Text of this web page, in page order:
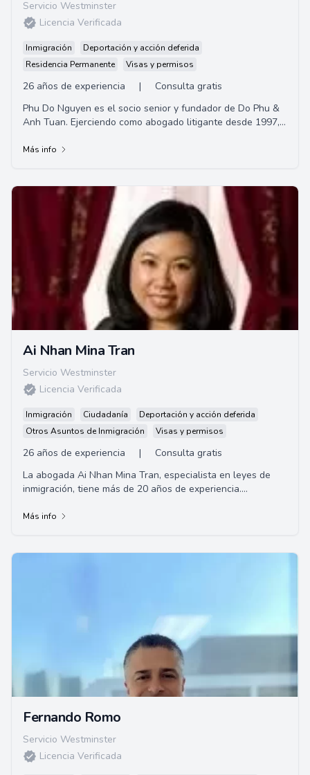
Servicio Westminster
Licencia Verificada
Inmigración
Deportación y acción deferida
Residencia Permanente
Visas y permisos
26 años de experiencia |
Consulta gratis
Phu Do Nguyen es el socio senior y fundador de Do Phu &
Anh Tuan. Ejerciendo como abogado litigante desde 1997,
Más info
Ai Nhan Mina Tran
Servicio Westminster
Licencia Verificada
Inmigración Ciudadanía
Deportación y acción deferida
Otros Asuntos de Inmigración
Visas y permisos
26 años de experiencia |
Consulta gratis
La abogada Ai Nhan Mina Tran, especialista en leyes de
inmigración, tiene más de 20 años de experiencia.
Más info
Fernando Romo
Servicio Westminster
Licencia Verificada